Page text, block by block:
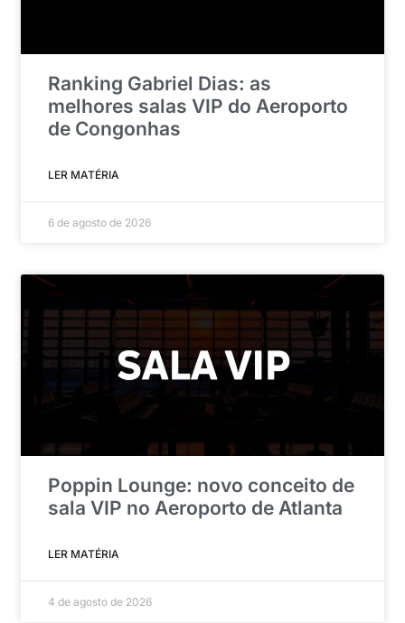
Ranking Gabriel Dias: as
melhores salas VIP do Aeroporto
de Congonhas
LER MATÉRIA
6 de agosto de 2026
Poppin Lounge: novo conceito de
sala VIP no Aeroporto de Atlanta
LER MATÉRIA
4 de agosto de 2026